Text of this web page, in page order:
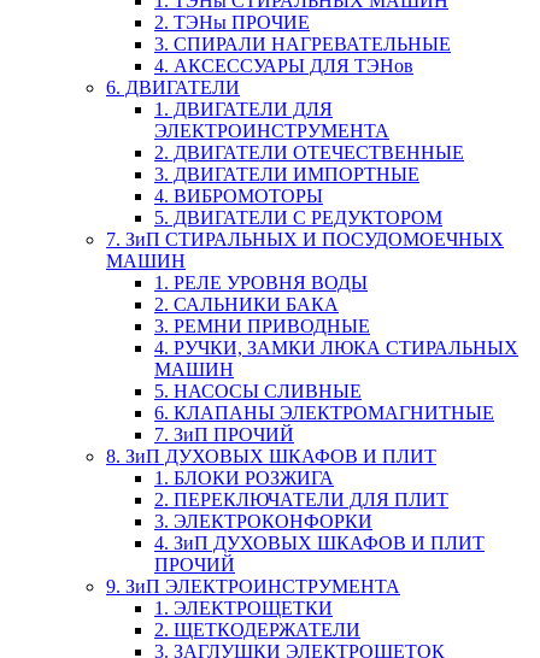
2. ТЭНы ПРОЧИЕ
3. СПИРАЛИ НАГРЕВАТЕЛЬНЫЕ
4. АКСЕССУАРЫ ДЛЯ ТЭНов
6. ДВИГАТЕЛИ
1. ДВИГАТЕЛИ ДЛЯ
ЭЛЕКТРОИНСТРУМЕНТА
2. ДВИГАТЕЛИ ОТЕЧЕСТВЕННЫЕ
3. ДВИГАТЕЛИ ИМПОРТНЫЕ
4. ВИБРОМОТОРЫ
5. ДВИГАТЕЛИ С РЕДУКТОРОМ
7. ЗиП СТИРАЛЬНЫХ И ПОСУДОМОЕЧНЫХ
МАШИН
1. РЕЛЕ УРОВНЯ ВОДЫ
2. САЛЬНИКИ БАКА
3. РЕМНИ ПРИВОДНЫЕ
4. РУЧКИ, ЗАМКИ ЛЮКА СТИРАЛЬНЫХ
МАШИН
5. НАСОСЫ СЛИВНЫЕ
6. КЛАПАНЫ ЭЛЕКТРОМАГНИТНЫЕ
7. ЗиП ПРОЧИЙ
8. ЗиП ДУХОВЫХ ШКАФОВ И ПЛИТ
1. БЛОКИ РОЗЖИГА
2. ПЕРЕКЛЮЧАТЕЛИ ДЛЯ ПЛИТ
3. ЭЛЕКТРОКОНФОРКИ
4. ЗиП ДУХОВЫХ ШКАФОВ И ПЛИТ
ПРОЧИЙ
9. ЗиП ЭЛЕКТРОИНСТРУМЕНТА
1. ЭЛЕКТРОЩЕТКИ
2. ЩЕТКОДЕРЖАТЕЛИ
3. ЗАГЛУШКИ ЭЛЕКТРОЩЕТОК